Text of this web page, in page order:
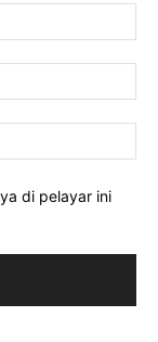
di pelayar ini